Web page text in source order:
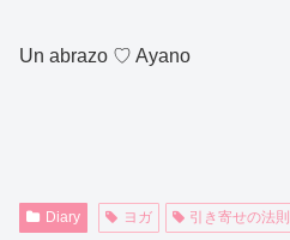
Un abrazo ♡ Ayano
Diary ヨガ 引き寄せの法則